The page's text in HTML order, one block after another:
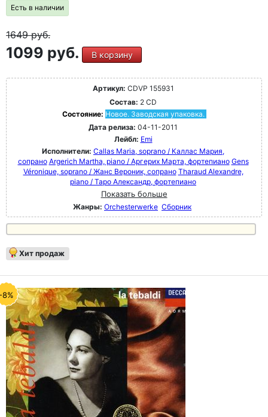
многих других.
Есть в наличии
1649руб.
1099 руб. В корзину
Артикул: CDVP 155931
Состав: 2 CD
Состояние: Новое. Заводская упаковка.
Дата релиза: 04-11-2011
Лейбл: Emi
Исполнители: Callas Maria, soprano / Каллас Мария,
сопрано Argerich Martha, piano / Аргерих Марта, фортепиано Gens
Véronique, soprano / Жанс Вероник, сопрано Tharaud Alexandre,
piano / Таро Александр, фортепиано
Показать больше
Жанры: Orchesterwerke Сборник
Хит продаж
8%